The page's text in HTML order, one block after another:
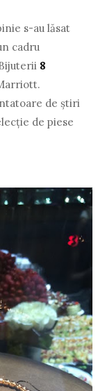
s-au lăsat
cadru
8
de ştiri
de piese